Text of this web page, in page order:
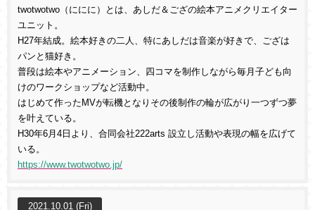
twotwotwo（ににに）とは、あしだ＆ござの絵本アニメクリエイター
ユニット。
H27年結成。絵本好きの二人、特にあしだは音楽が好きで、ござは
パンと猫好き。
普段は絵本やアニメーション、四コマを制作しながら毎月子ども向
けのワークショップなど活動中。
はじめて作ったMVが転機となりその後制作の輪が広がり一つずつ夢
を叶えている。
H30年6月4日より、合同会社222arts 設立し活動や表現の幅を広げて
いる。
https://www.twotwotwo.jp/
2021.10.01 (Fri)